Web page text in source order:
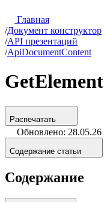
Главная
/Документ конструктор
/API презентаций
/ApiDocumentContent
GetElement
Распечатать
Обновлено: 28.05.26
Содержание статьи
Содержание